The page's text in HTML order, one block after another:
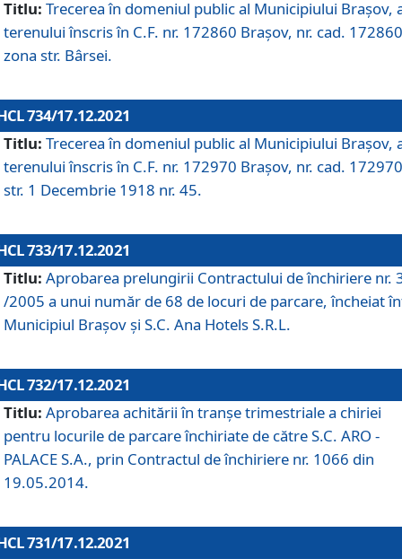
Titlu: Trecerea în domeniul public al Municipiului Braşov,
terenului înscris în C.F. nr. 172860 Brașov, nr. cad.
zona str. Bârsei.
734/17.12.2021
Titlu: Trecerea în domeniul public al Municipiului Braşov,
terenului înscris în C.F. nr. 172970 Brașov, nr. cad.
str. 1 Decembrie 1918 nr. 45.
733/17.12.2021
Titlu: Aprobarea prelungirii Contractului de închiriere nr.
/2005 a unui număr de 68 de locuri de parcare, încheiat
Municipiul Braşov şi S.C. Ana Hotels S.R.L.
732/17.12.2021
Titlu: Aprobarea achitării în tranșe trimestriale a chiriei
pentru locurile de parcare închiriate de către S.C. ARO -
PALACE S.A., prin Contractul de închiriere nr. 1066 din
19.05.2014.
731/17.12.2021